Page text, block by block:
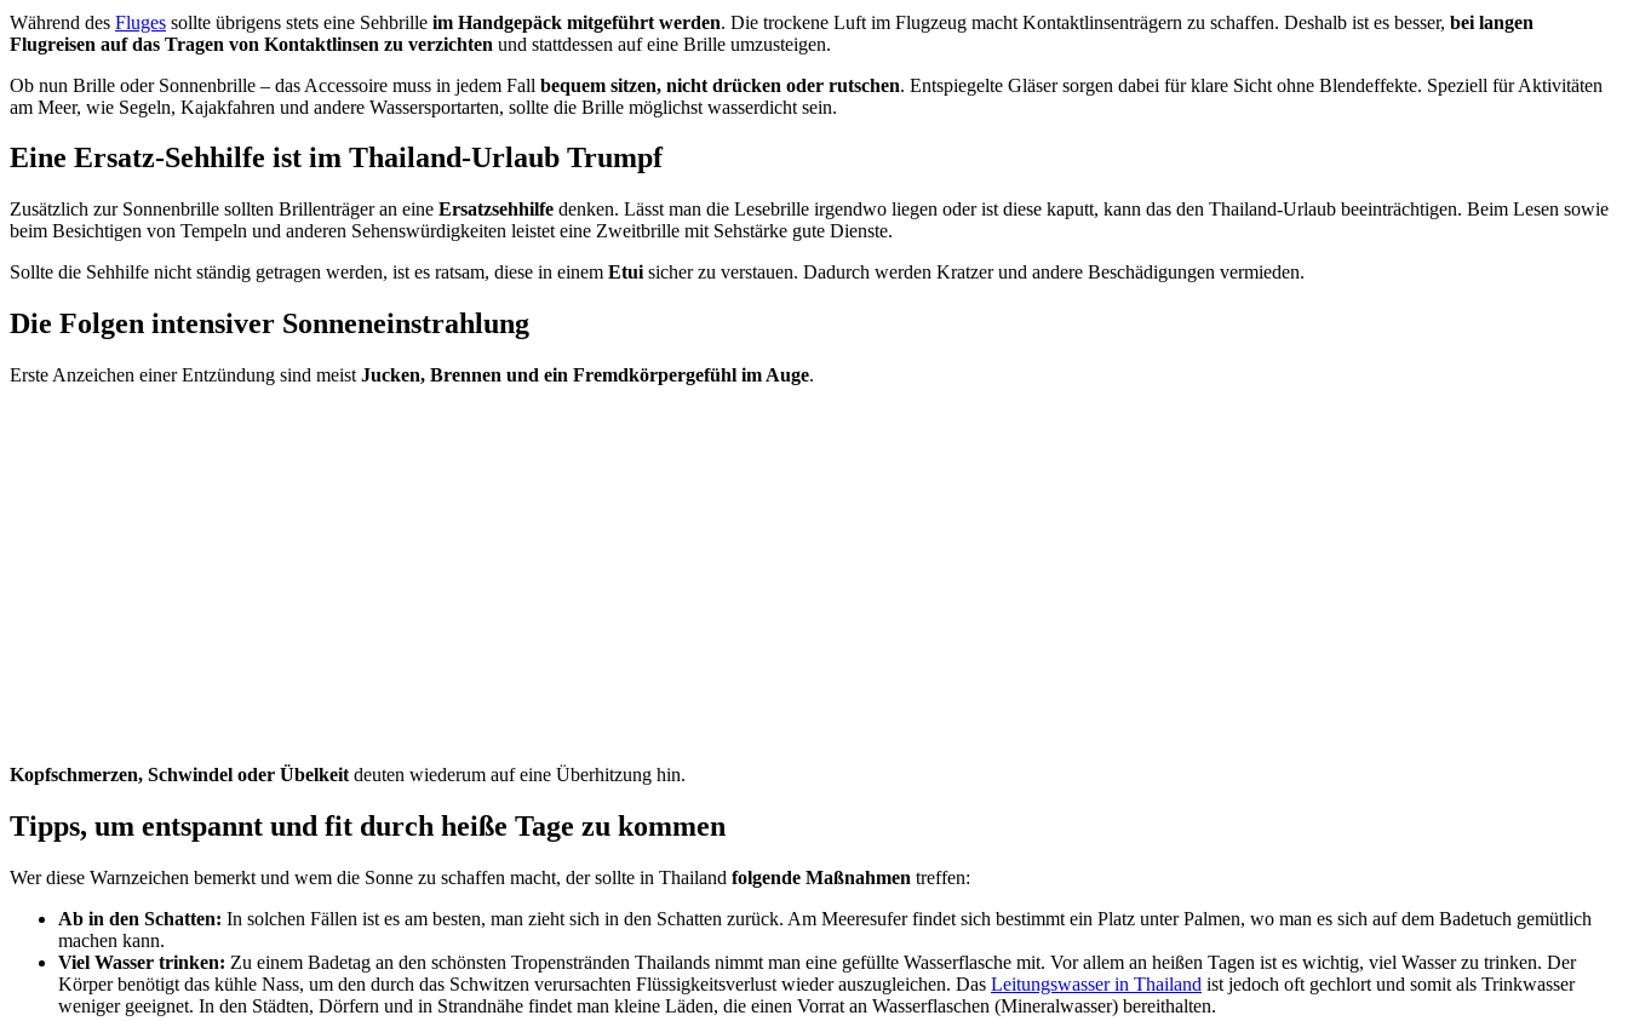
Während des Fluges sollte übrigens stets eine Sehbrille im Handgepäck mitgeführt werden. Die trockene Luft im Flugzeug macht Kontaktlinsenträgern zu schaffen. Deshalb ist es besser, bei langen
Flugreisen auf das Tragen von Kontaktlinsen zu verzichten und stattdessen auf eine Brille umzusteigen.
Ob nun Brille oder Sonnenbrille – das Accessoire muss in jedem Fall bequem sitzen, nicht drücken oder rutschen. Entspiegelte Gläser sorgen dabei für klare Sicht ohne Blendeffekte. Speziell für Aktivitäten
am Meer, wie Segeln, Kajakfahren und andere Wassersportarten, sollte die Brille möglichst wasserdicht sein.
Eine Ersatz-Sehhilfe ist im Thailand-Urlaub Trumpf
Zusätzlich zur Sonnenbrille sollten Brillenträger an eine Ersatzsehhilfe denken. Lässt man die Lesebrille irgendwo liegen oder ist diese kaputt, kann das den Thailand-Urlaub beeinträchtigen. Beim Lesen sowie
beim Besichtigen von Tempeln und anderen Sehenswürdigkeiten leistet eine Zweitbrille mit Sehstärke gute Dienste.
Sollte die Sehhilfe nicht ständig getragen werden, ist es ratsam, diese in einem Etui sicher zu verstauen. Dadurch werden Kratzer und andere Beschädigungen vermieden.
Die Folgen intensiver Sonneneinstrahlung
Erste Anzeichen einer Entzündung sind meist Jucken, Brennen und ein Fremdkörpergefühl im Auge.
Kopfschmerzen, Schwindel oder Übelkeit deuten wiederum auf eine Überhitzung hin.
Tipps, um entspannt und fit durch heiße Tage zu kommen
Wer diese Warnzeichen bemerkt und wem die Sonne zu schaffen macht, der sollte in Thailand folgende Maßnahmen treffen:
Ab in den Schatten: In solchen Fällen ist es am besten, man zieht sich in den Schatten zurück. Am Meeresufer findet sich bestimmt ein Platz unter Palmen, wo man es sich auf dem Badetuch gemütlich
machen kann.
Viel Wasser trinken: Zu einem Badetag an den schönsten Tropenstränden Thailands nimmt man eine gefüllte Wasserflasche mit. Vor allem an heißen Tagen ist es wichtig, viel Wasser zu trinken. Der
Körper benötigt das kühle Nass, um den durch das Schwitzen verursachten Flüssigkeitsverlust wieder auszugleichen. Das Leitungswasser in Thailand ist jedoch oft gechlort und somit als Trinkwasser
weniger geeignet. In den Städten, Dörfern und in Strandnähe findet man kleine Läden, die einen Vorrat an Wasserflaschen (Mineralwasser) bereithalten.